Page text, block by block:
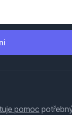
pomoc